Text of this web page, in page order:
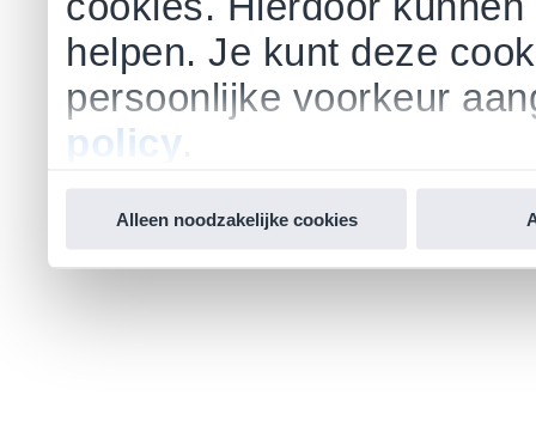
helpen. Je kunt deze
persoonlijke voorkeur
policy
Alleen noodzakelijke cookies